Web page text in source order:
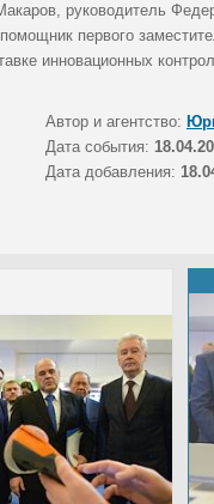
руководитель
первого
инновационных
Автор и агентство:
Дата события:
Дата добавления: